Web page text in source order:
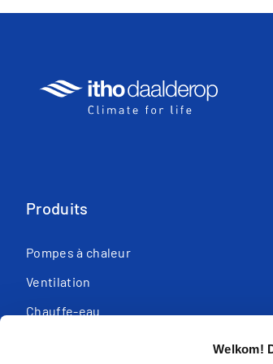
Welkom!
Produits
Pompes à chaleur
Ventilation
Chauffe-eau